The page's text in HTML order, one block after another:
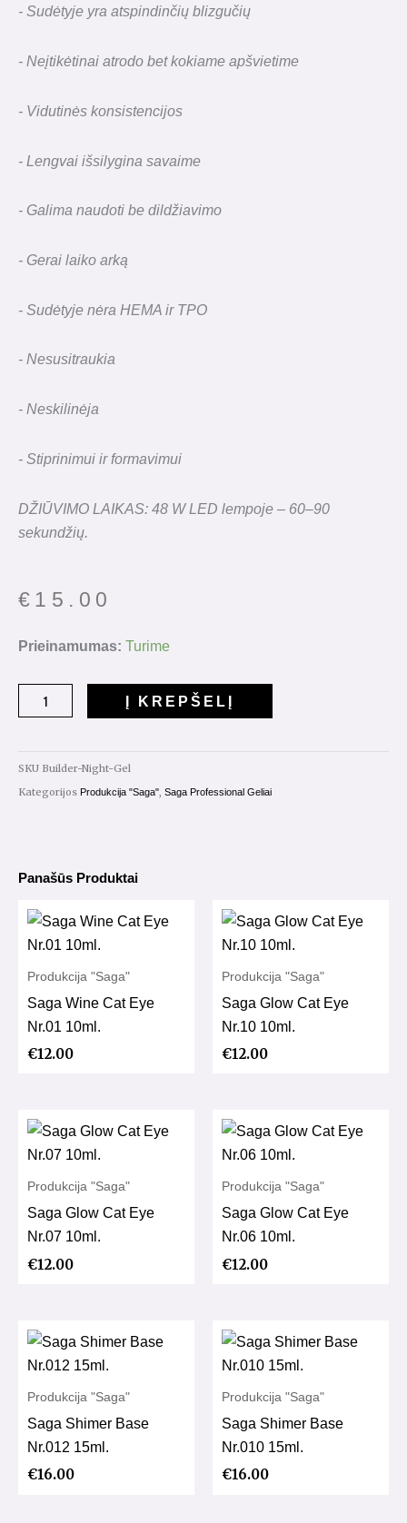
- Sudėtyje yra atspindinčių blizgučių
- Neįtikėtinai atrodo bet kokiame apšvietime
- Vidutinės konsistencijos
- Lengvai išsilygina savaime
- Galima naudoti be dildžiavimo
- Gerai laiko arką
- Sudėtyje nėra HEMA ir TPO
- Nesusitraukia
- Neskilinėja
- Stiprinimui ir formavimui
DŽIŪVIMO LAIKAS: 48 W LED lempoje – 60–90
sekundžių.
€ 15.00
Prieinamumas: Turime
produkto
Builder
Gel
Nr.01
Į KREPŠELĮ
SKU Builder-Night-Gel
Kategorijos Produkcija "Saga", Saga Professional Geliai
Panašūs Produktai
Produkcija "Saga"
Saga Wine Cat Eye
Nr.01 10ml.
€12.00
Produkcija "Saga"
Saga Glow Cat Eye
Nr.10 10ml.
€12.00
Produkcija "Saga"
Saga Glow Cat Eye
Nr.07 10ml.
€12.00
Produkcija "Saga"
Saga Glow Cat Eye
Nr.06 10ml.
€12.00
Produkcija "Saga"
Saga Shimer Base
Nr.012 15ml.
€16.00
Produkcija "Saga"
Saga Shimer Base
Nr.010 15ml.
€16.00